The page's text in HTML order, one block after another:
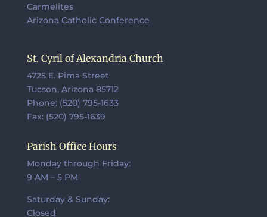
Carmelites
Arizona Catholic Conference
St. Cyril of Alexandria Church
4725 E. Pima Street
Tucson, Arizona 85712
Phone: (520) 795-1633
Fax: (520) 795-1639
Parish Office Hours
Monday through Friday:
9 AM – 5 PM
Saturday & Sunday:
Closed